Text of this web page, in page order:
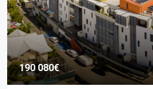
190 080€